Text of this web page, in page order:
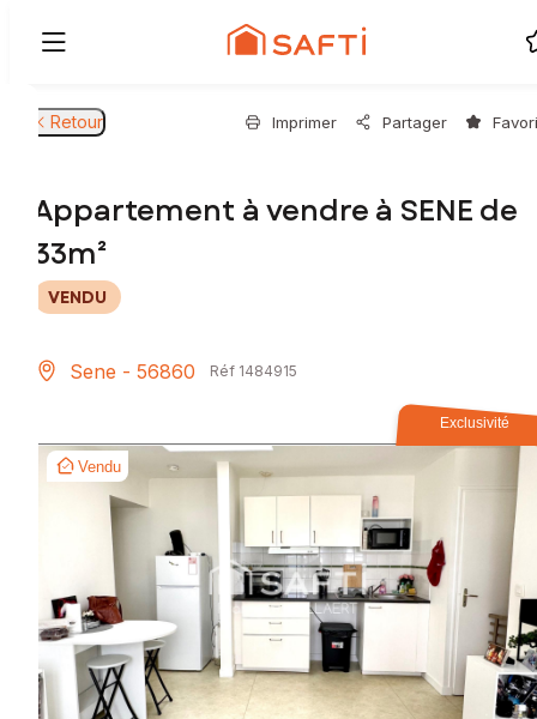
Retour Imprimer Partager
Appartement à vendre à SENE de
33m²
VENDU
Sene - 56860 Réf 1484915
Exclusivité
Vendu